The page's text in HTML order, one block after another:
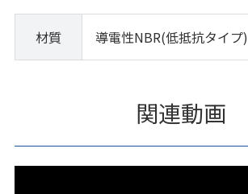
材質 導電性NBR(低抵抗タイプ)
関連動画